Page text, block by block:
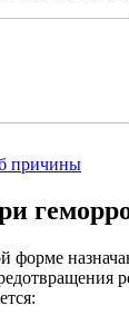
причины
форме